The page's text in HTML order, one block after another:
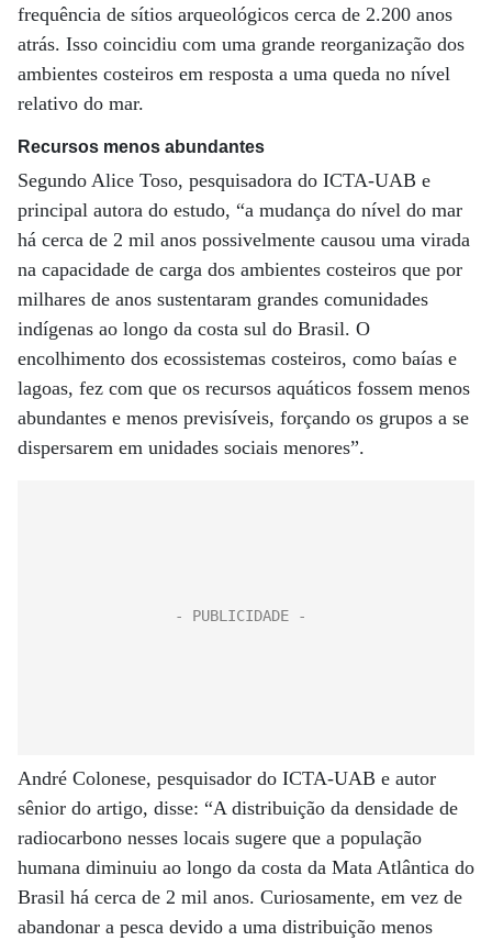
frequência de sítios arqueológicos cerca de 2.200 anos
atrás. Isso coincidiu com uma grande reorganização dos
ambientes costeiros em resposta a uma queda no nível
relativo do mar.
Recursos menos abundantes
Segundo Alice Toso, pesquisadora do ICTA-UAB e
principal autora do estudo, “a mudança do nível do mar
há cerca de 2 mil anos possivelmente causou uma virada
na capacidade de carga dos ambientes costeiros que por
milhares de anos sustentaram grandes comunidades
indígenas ao longo da costa sul do Brasil. O
encolhimento dos ecossistemas costeiros, como baías e
lagoas, fez com que os recursos aquáticos fossem menos
abundantes e menos previsíveis, forçando os grupos a se
dispersarem em unidades sociais menores”.
André Colonese, pesquisador do ICTA-UAB e autor
sênior do artigo, disse: “A distribuição da densidade de
radiocarbono nesses locais sugere que a população
humana diminuiu ao longo da costa da Mata Atlântica do
Brasil há cerca de 2 mil anos. Curiosamente, em vez de
abandonar a pesca devido a uma distribuição menos